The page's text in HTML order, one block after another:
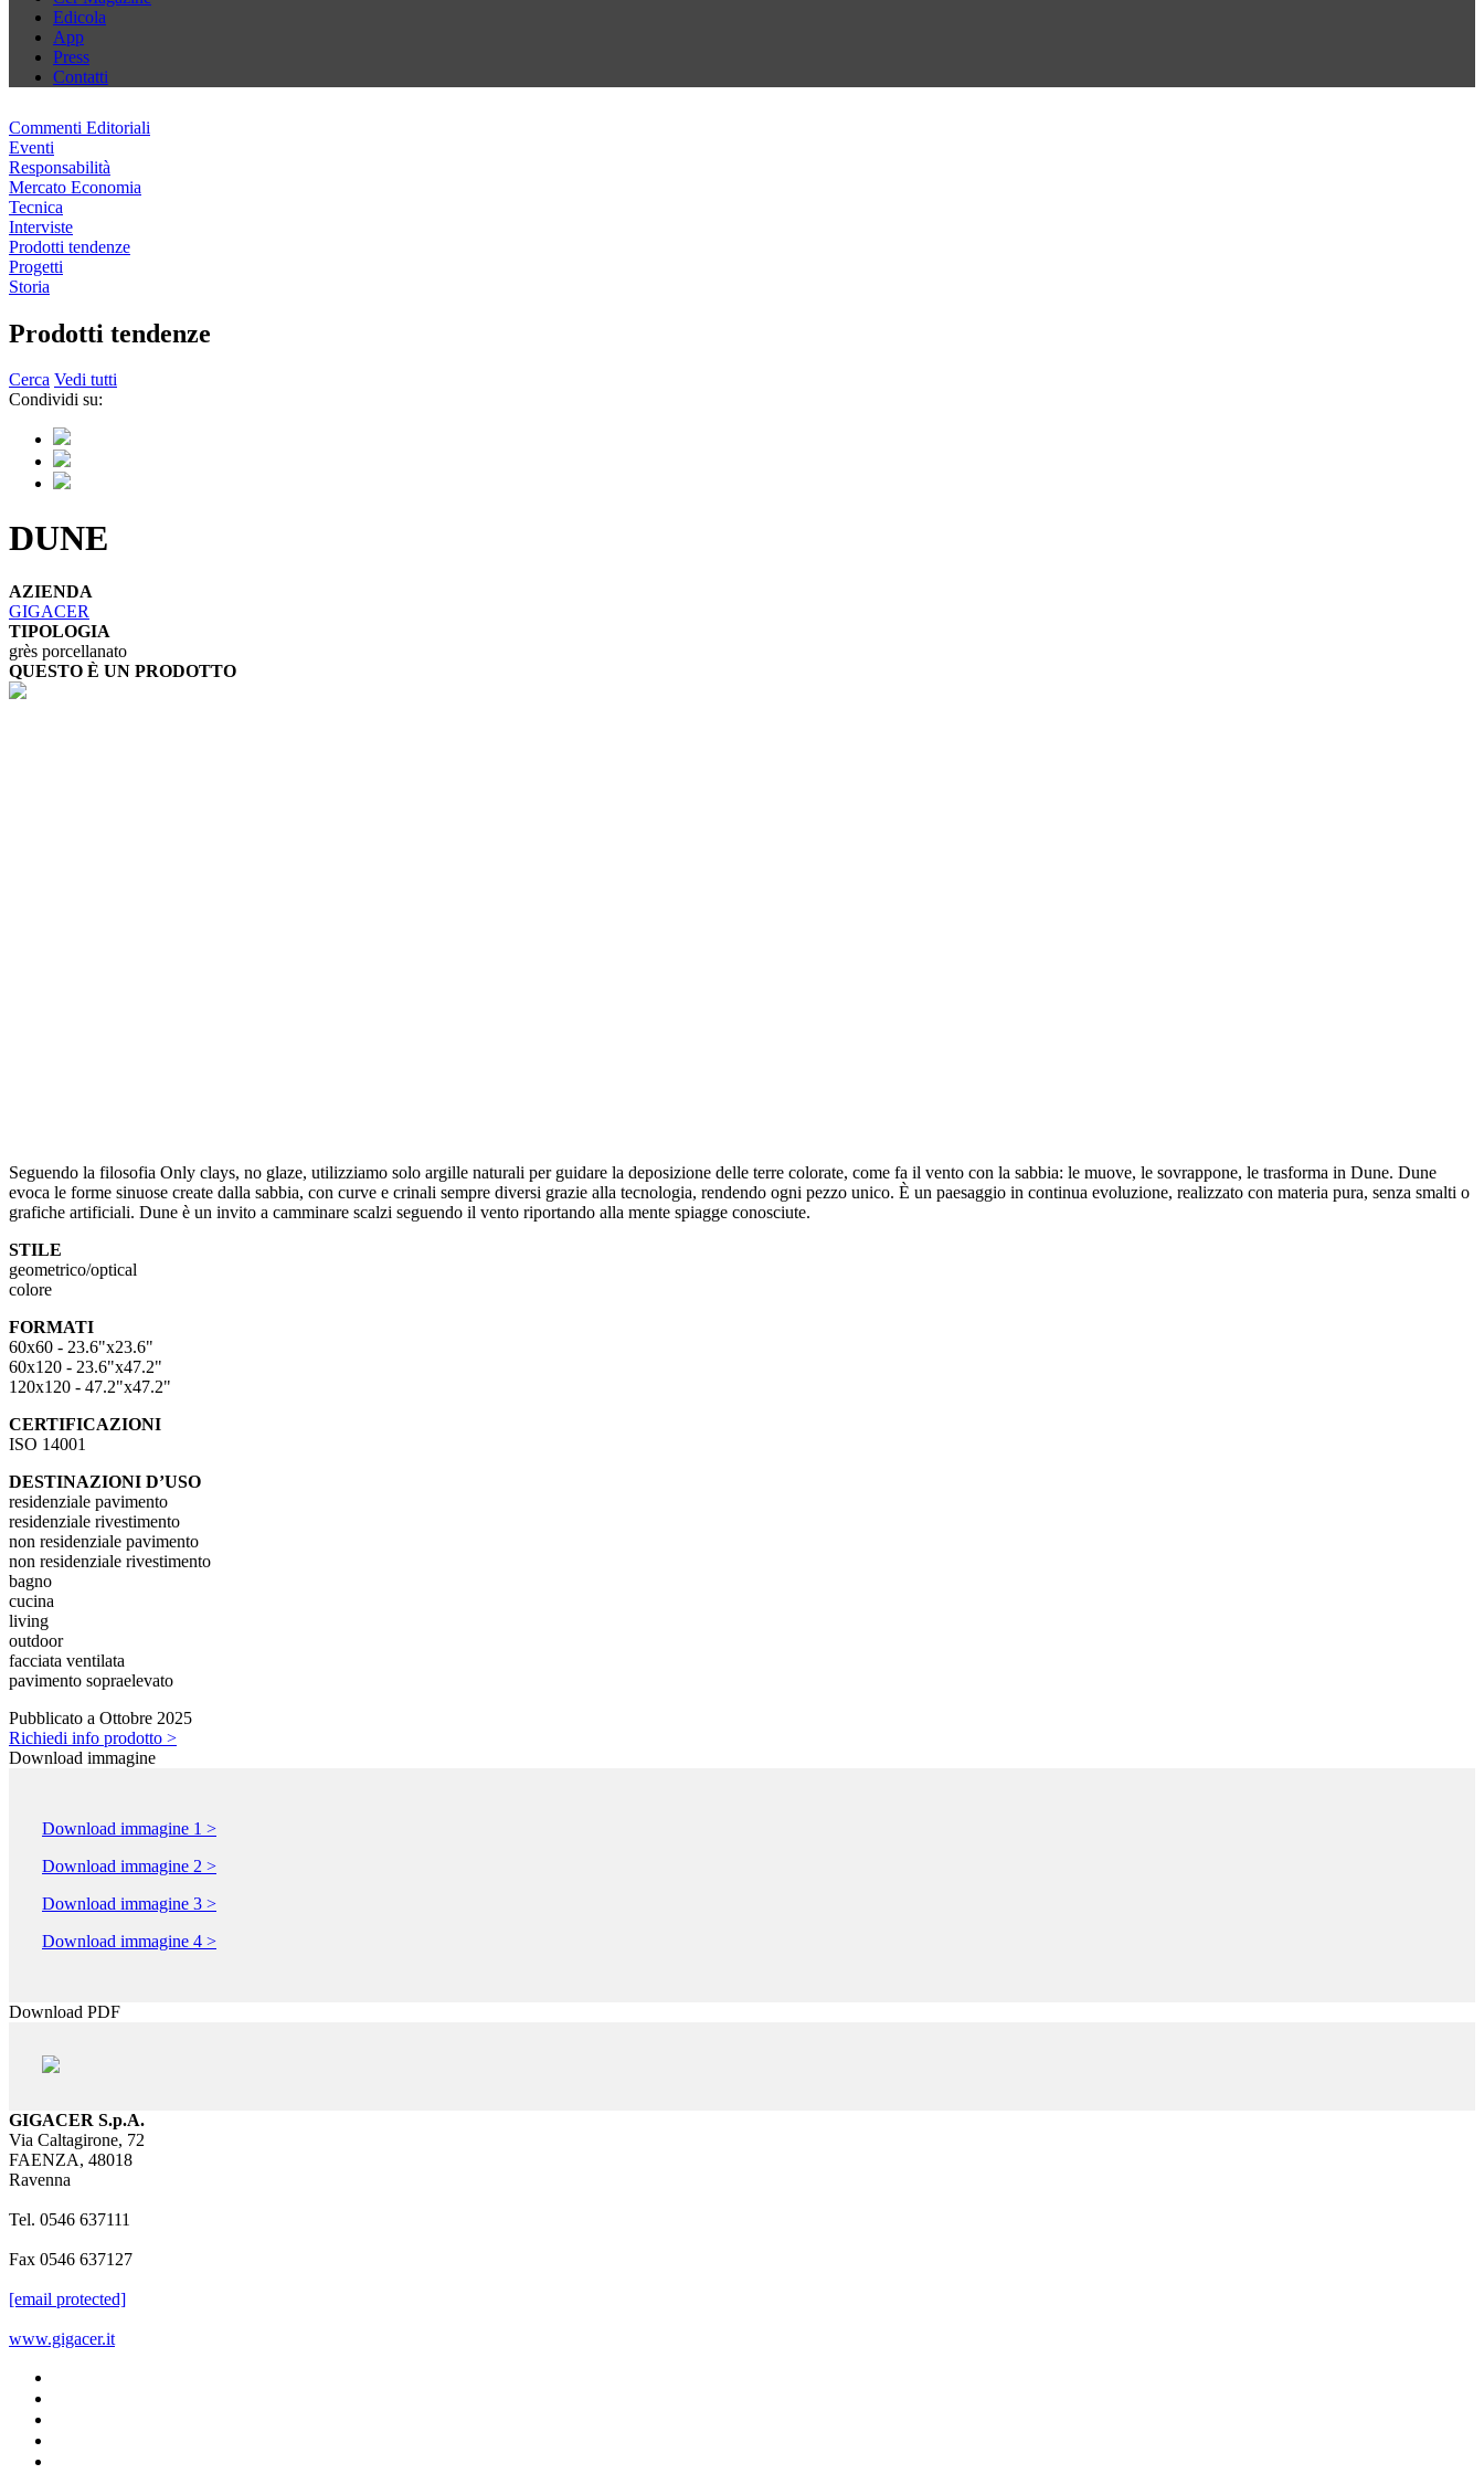
Edicola
App
Press
Contatti
Commenti Editoriali
Eventi
Responsabilità
Mercato Economia
Tecnica
Interviste
Prodotti tendenze
Progetti
Storia
Prodotti tendenze
Cerca Vedi tutti
Condividi su:
DUNE
AZIENDA
GIGACER
TIPOLOGIA
grès porcellanato
QUESTO È UN PRODOTTO
Seguendo la filosofia Only clays, no glaze, utilizziamo solo argille naturali per guidare la deposizione delle terre colorate, come fa il vento con la sabbia: le muove, le sovrappone, le trasforma in Dune. Dune
evoca le forme sinuose create dalla sabbia, con curve e crinali sempre diversi grazie alla tecnologia, rendendo ogni pezzo unico. È un paesaggio in continua evoluzione, realizzato con materia pura, senza smalti o
grafiche artificiali. Dune è un invito a camminare scalzi seguendo il vento riportando alla mente spiagge conosciute.
STILE
geometrico/optical
colore
FORMATI
60x60 - 23.6"x23.6"
60x120 - 23.6"x47.2"
120x120 - 47.2"x47.2"
CERTIFICAZIONI
ISO 14001
DESTINAZIONI D’USO
residenziale pavimento
residenziale rivestimento
non residenziale pavimento
non residenziale rivestimento
bagno
cucina
living
outdoor
facciata ventilata
pavimento sopraelevato
Pubblicato a Ottobre 2025
Richiedi info prodotto >
Download immagine
Download immagine 1 >
Download immagine 2 >
Download immagine 3 >
Download immagine 4 >
Download PDF
GIGACER S.p.A.
Via Caltagirone, 72
FAENZA, 48018
Ravenna
Tel. 0546 637111
Fax 0546 637127
[email protected]
www.gigacer.it